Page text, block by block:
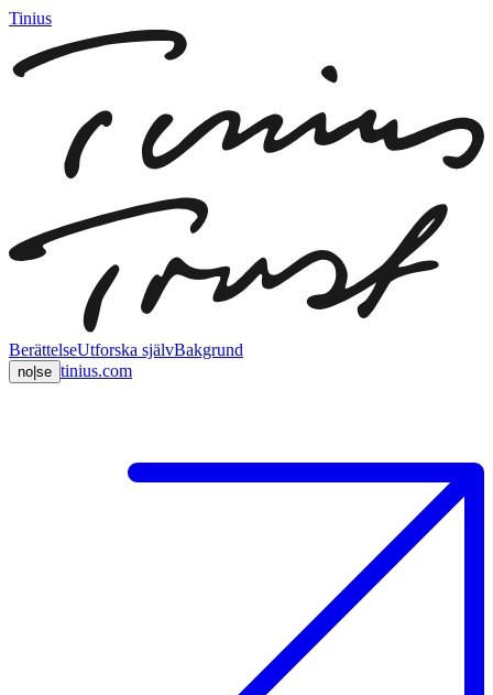
Tinius
BerättelseUtforska självBakgrund
no|se tinius.com